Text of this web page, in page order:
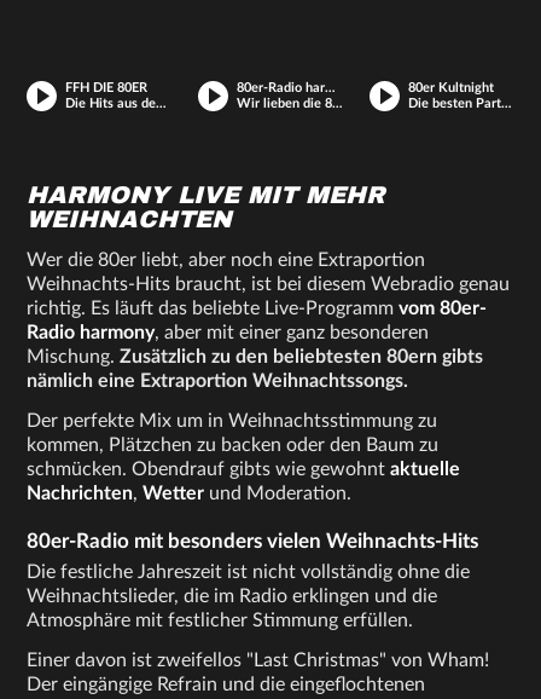
FFH DIE 80ER
Die Hits aus dem Kult-Jahrzehnt
80er-Radio harmony
Wir lieben die 80er!
80er Kultnight
Die besten Partysongs der 80er
HARMONY LIVE MIT MEHR
WEIHNACHTEN
Wer die 80er liebt, aber noch eine Extraportion
Weihnachts-Hits braucht, ist bei diesem Webradio genau
richtig. Es läuft das beliebte Live-Programmvom 80er-
Radio harmony, aber mit einer ganz besonderen
Mischung.Zusätzlich zu den beliebtesten 80ern gibts
nämlich eine Extraportion Weihnachtssongs.
Der perfekte Mix um in Weihnachtsstimmung zu
kommen, Plätzchen zu backen oder den Baum zu
schmücken. Obendrauf gibts wie gewohntaktuelle
Nachrichten,Wetter und Moderation.
80er-Radio mit besonders vielen Weihnachts-Hits
Die festliche Jahreszeit ist nicht vollständig ohne die
Weihnachtslieder, die im Radio erklingen und die
Atmosphäre mit festlicher Stimmung erfüllen.
Einer davon ist zweifellos "Last Christmas" von Wham!
Der eingängige Refrain und die eingeflochtenen